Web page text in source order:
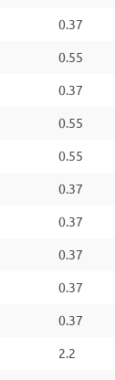
0.37
0.55
0.37
0.55
0.55
0.37
0.37
0.37
0.37
0.37
2.2